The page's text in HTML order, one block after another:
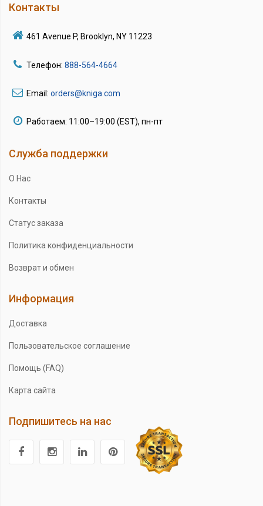
Контакты
461 Avenue P, Brooklyn, NY 11223
Телефон: 888-564-4664
Email: orders@kniga.com
Работаем: 11:00–19:00 (EST), пн-пт
Служба поддержки
О Нас
Контакты
Статус заказа
Политика конфиденциальности
Возврат и обмен
Информация
Доставка
Пользовательское соглашение
Помощь (FAQ)
Карта сайта
Подпишитесь на нас